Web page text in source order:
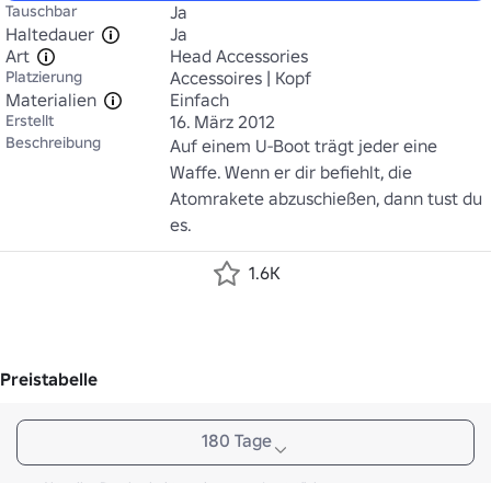
Tauschbar
Ja
Haltedauer
Ja
Art
Head Accessories
Platzierung
Accessoires | Kopf
Materialien
Einfach
Erstellt 16. März 2012
Beschreibung
Auf einem U-Boot trägt jeder eine
Waffe. Wenn er dir befiehlt, die
Atomrakete abzuschießen, dann tust du
es.
1.6K
Preistabelle
180 Tage